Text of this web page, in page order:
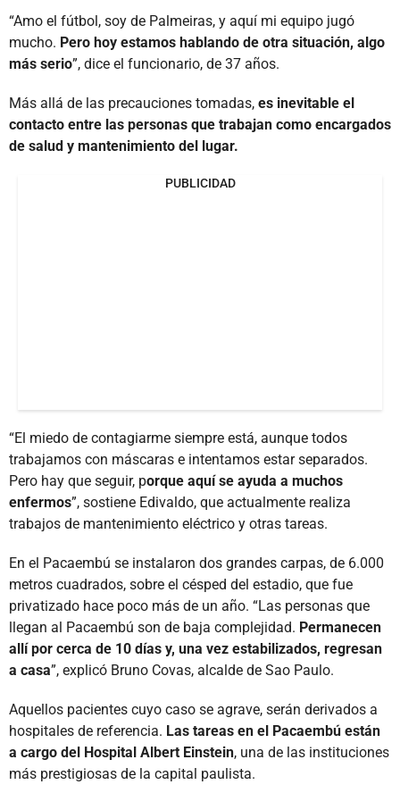
“Amo el fútbol, soy de Palmeiras, y aquí mi equipo jugó
mucho. Pero hoy estamos hablando de otra situación, algo
más serio”, dice el funcionario, de 37 años.
Más allá de las precauciones tomadas, es inevitable el
contacto entre las personas que trabajan como encargados
de salud y mantenimiento del lugar.
PUBLICIDAD
“El miedo de contagiarme siempre está, aunque todos
trabajamos con máscaras e intentamos estar separados.
Pero hay que seguir, porque aquí se ayuda a muchos
enfermos”, sostiene Edivaldo, que actualmente realiza
trabajos de mantenimiento eléctrico y otras tareas.
En el Pacaembú se instalaron dos grandes carpas, de 6.000
metros cuadrados, sobre el césped del estadio, que fue
privatizado hace poco más de un año. “Las personas que
llegan al Pacaembú son de baja complejidad. Permanecen
allí por cerca de 10 días y, una vez estabilizados, regresan
a casa”, explicó Bruno Covas, alcalde de Sao Paulo.
Aquellos pacientes cuyo caso se agrave, serán derivados a
hospitales de referencia. Las tareas en el Pacaembú están
a cargo del Hospital Albert Einstein, una de las instituciones
más prestigiosas de la capital paulista.